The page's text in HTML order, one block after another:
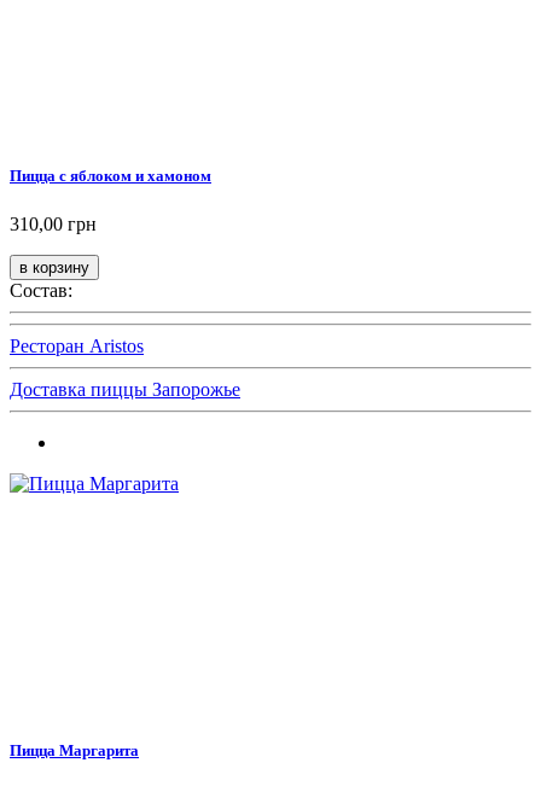
Пицца с яблоком и хамоном
310,00 грн
Состав:
Ресторан Aristos
Доставка пиццы Запорожье
Пицца Маргарита